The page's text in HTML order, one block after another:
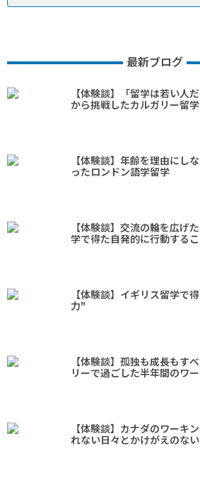
最新ブログ
【体験談】「留学は若い人
から挑戦したカルガリー留学
【体験談】年齢を理由にし
ったロンドン語学留学
【体験談】交流の輪を広げ
学で得た自発的に行動する
【体験談】イギリス留学で
力"
【体験談】孤独も成長もす
リーで過ごした半年間のワ
【体験談】カナダのワーキ
れない日々とかけがえのない